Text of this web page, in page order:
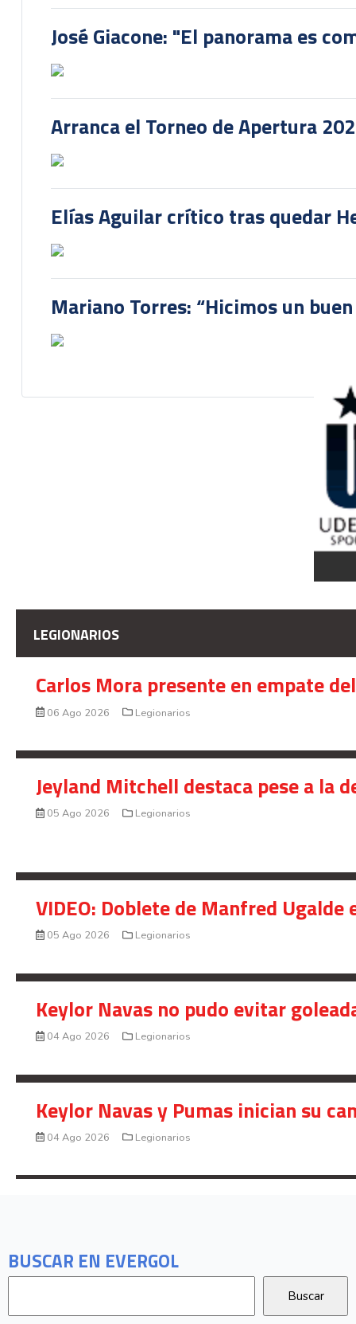
BUSCAR EN EVERGOL
José Giacone: "El panorama es
Arranca el Torneo de Apertura
Elías Aguilar crítico tras quedar
Mariano Torres: “Hicimos un
LEGIONARIOS
Carlos Mora presente en empate
06 Ago 2026 Legionarios
Jeyland Mitchell destaca pese a la
05 Ago 2026 Legionarios
VIDEO: Doblete de Manfred
05 Ago 2026 Legionarios
Keylor Navas no pudo evitar
04 Ago 2026 Legionarios
Keylor Navas y Pumas inician su
04 Ago 2026 Legionarios